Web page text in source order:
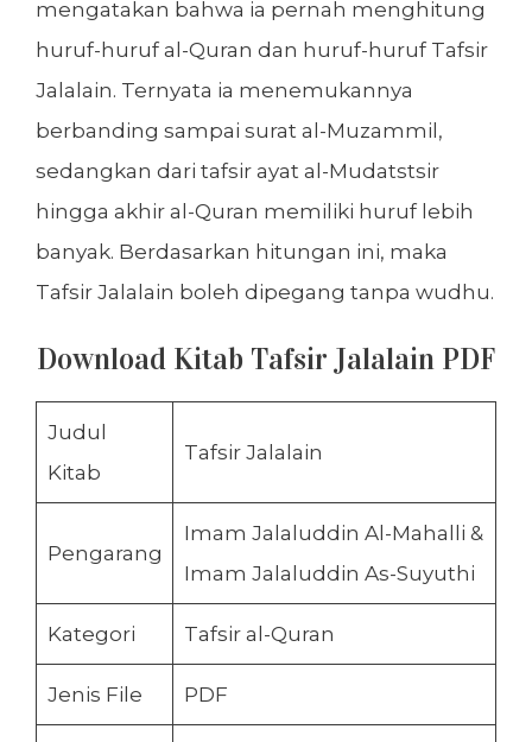
mengatakan bahwa ia pernah menghitung
huruf-huruf al-Quran dan huruf-huruf Tafsir
Jalalain. Ternyata ia menemukannya
berbanding sampai surat al-Muzammil,
sedangkan dari tafsir ayat al-Mudatstsir
hingga akhir al-Quran memiliki huruf lebih
banyak. Berdasarkan hitungan ini, maka
Tafsir Jalalain boleh dipegang tanpa wudhu.
Download Kitab Tafsir Jalalain PDF
Judul
Kitab
Tafsir Jalalain
Pengarang
Imam Jalaluddin Al-Mahalli &
Imam Jalaluddin As-Suyuthi
Kategori Tafsir al-Quran
Jenis File PDF